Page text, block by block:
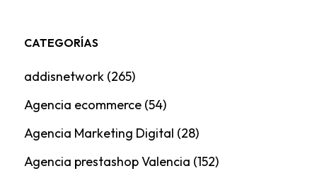
CATEGORÍAS
addisnetwork(265)
Agencia ecommerce(54)
Agencia Marketing Digital (28)
Agencia prestashop Valencia (152)